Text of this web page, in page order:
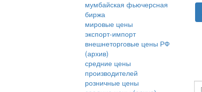
мумбайская фьючерсная
биржа
мировые цены
экспорт-импорт
внешнеторговые цены РФ
(архив)
средние цены
производителей
розничные цены